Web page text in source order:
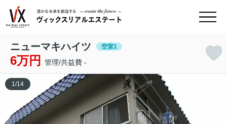
ニューマキハイツ 空室1
6万円 管理/共益費 -
1/14